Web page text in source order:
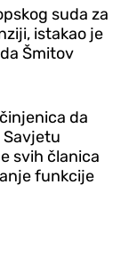
suda za
istakao je
Šmitov
da
svih članica
funkcije